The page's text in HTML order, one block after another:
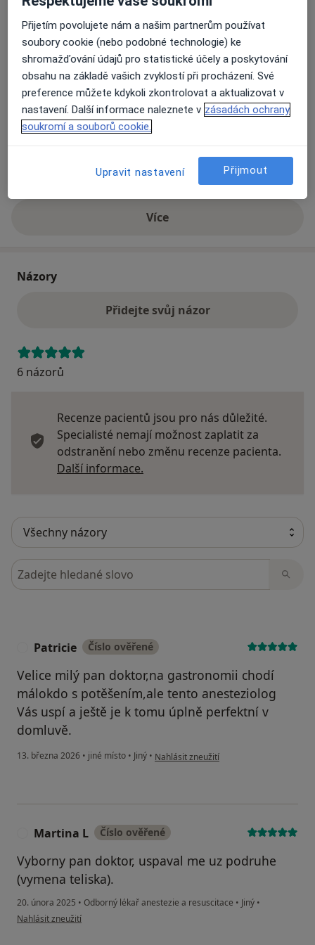
Přiblížit mapuse otevře v nové záložce
Dostupnost
Na této adrese online kalendář není aktivní
Co mám v takové situaci udělat?
Na teto adrese lékař přijímá pacienty na pojišťovnu
Víceo adrese
Názory
Přidejte svůj názor
6 názorů
Recenze pacientů jsou pro nás důležité.
Specialisté nemají možnost zaplatit za
odstranění nebo změnu recenze pacienta.
Další informace.
Hledejte v názorech
Patricie Číslo ověřené
Velice milý pan doktor,na gastronomii chodí
málokdo s potěšením,ale tento anesteziolog
Vás uspí a ještě je k tomu úplně perfektní v
domluvě.
13. března 2026 • jiné místo • Jiný • podle názoru uživatele Patricie
Nahlásit zneužití
Martina L Číslo ověřené
Vyborny pan doktor, uspaval me uz podruhe
(vymena teliska).
20. února 2025 • Odborný lékař anestezie a resuscitace • Jiný •
podle názoru uživatele Martina L
Nahlásit zneužití
Přijetím povolujete nám a našim partnerům používat
soubory cookie (nebo podobné technologie) ke
shromažďování údajů pro statistické účely a poskytování
obsahu na základě vašich zvyklostí při procházení. Své
preference můžete kdykoli zkontrolovat a aktualizovat v
nastavení. Další informace naleznete v zásadách ochrany
soukromí a souborů cookie.
Upravit nastavení Přijmout